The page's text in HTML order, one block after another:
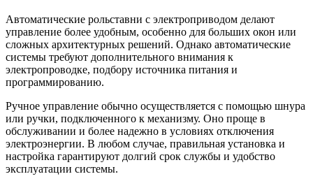
Автоматические рольставни с электроприводом делают
управление более удобным, особенно для больших окон или
сложных архитектурных решений. Однако автоматические
системы требуют дополнительного внимания к
электропроводке, подбору источника питания и
программированию.
Ручное управление обычно осуществляется с помощью шнура
или ручки, подключенного к механизму. Оно проще в
обслуживании и более надежно в условиях отключения
электроэнергии. В любом случае, правильная установка и
настройка гарантируют долгий срок службы и удобство
эксплуатации системы.